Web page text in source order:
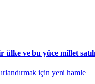
ve bu yüce millet